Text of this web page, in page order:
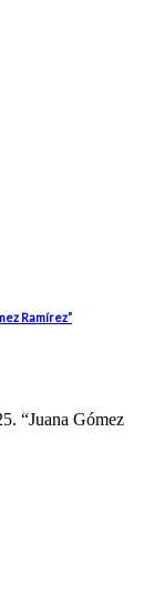
Ramírez”
“Juana Gómez